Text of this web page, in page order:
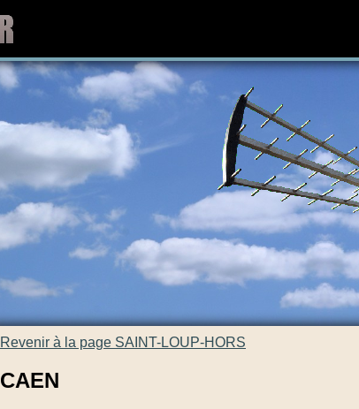
Revenir à la page SAINT-LOUP-HORS
CAEN